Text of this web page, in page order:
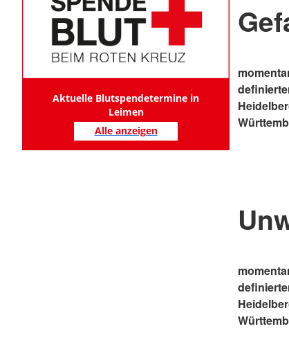
Aktuelle Blutspendetermine in
Leimen
Alle anzeigen